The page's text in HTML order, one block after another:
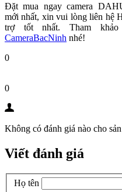
Đặt mua ngay camera
mới nhất, xin vui lòng liên hệ
trợ tốt nhất. Tham
CameraBacNinh nhé!
0
0
Không có đánh giá nào cho
Viết đánh giá
Họ tên